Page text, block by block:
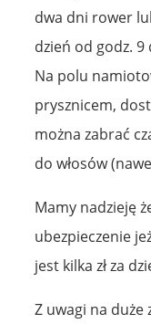
dwa dni rower
dzień od godz. 9
Na polu
prysznicem,
można zabrać
do włosów
Mamy nadzieję
ubezpieczenie
jest kilka zł za
Z uwagi na